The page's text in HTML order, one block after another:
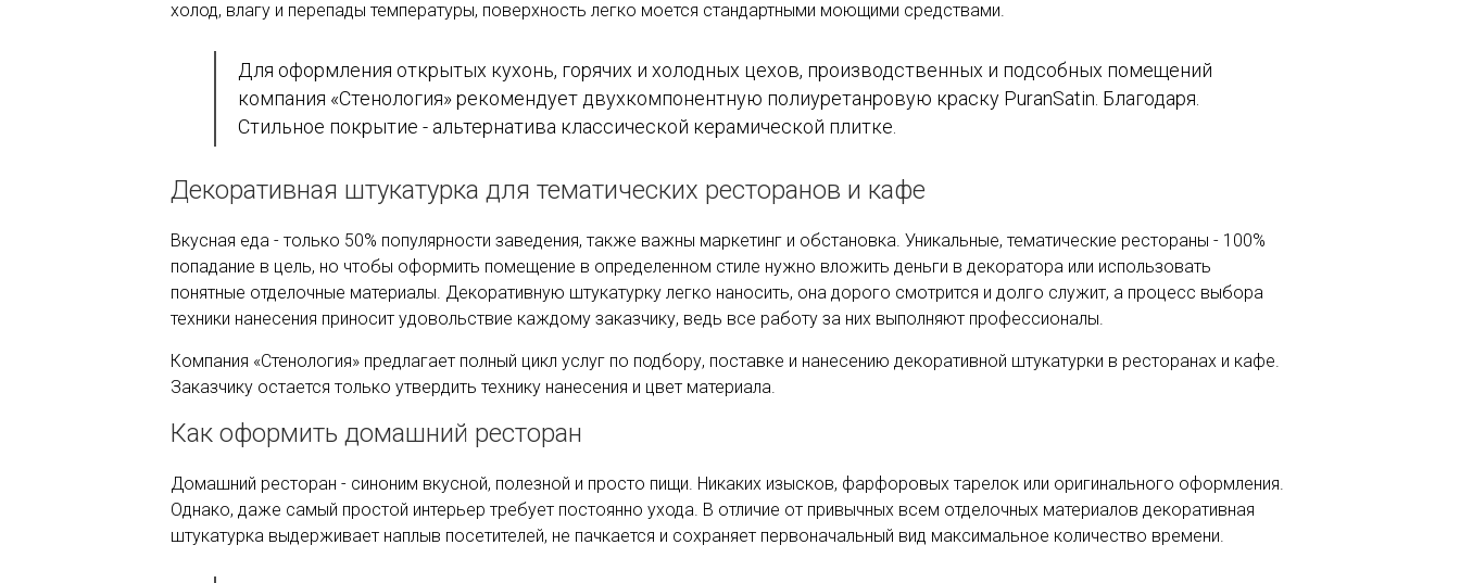
холод, влагу и перепады температуры, поверхность легко моется стандартными моющими средствами.
Для оформления открытых кухонь, горячих и холодных цехов, производственных и подсобных помещений
компания «Стенология» рекомендует двухкомпонентную полиуретанровую краску PuranSatin. Благодаря.
Стильное покрытие - альтернатива классической керамической плитке.
Декоративная штукатурка для тематических ресторанов и кафе
Вкусная еда - только 50% популярности заведения, также важны маркетинг и обстановка. Уникальные, тематические рестораны - 100%
попадание в цель, но чтобы оформить помещение в определенном стиле нужно вложить деньги в декоратора или использовать
понятные отделочные материалы. Декоративную штукатурку легко наносить, она дорого смотрится и долго служит, а процесс выбора
техники нанесения приносит удовольствие каждому заказчику, ведь все работу за них выполняют профессионалы.
Компания «Стенология» предлагает полный цикл услуг по подбору, поставке и нанесению декоративной штукатурки в ресторанах и кафе.
Заказчику остается только утвердить технику нанесения и цвет материала.
Как оформить домашний ресторан
Домашний ресторан - синоним вкусной, полезной и просто пищи. Никаких изысков, фарфоровых тарелок или оригинального оформления.
Однако, даже самый простой интерьер требует постоянно ухода. В отличие от привычных всем отделочных материалов декоративная
штукатурка выдерживает наплыв посетителей, не пачкается и сохраняет первоначальный вид максимальное количество времени.